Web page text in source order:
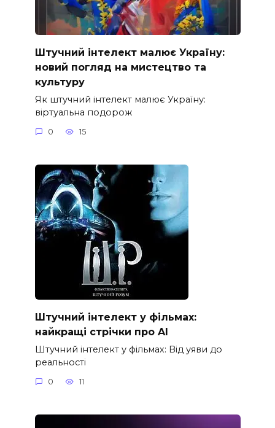
Штучний інтелект малює Україну:
новий погляд на мистецтво та
культуру
Як штучний інтелект малює Україну:
віртуальна подорож
0 15
Штучний інтелект у фільмах:
найкращі стрічки про AI
Штучний інтелект у фільмах: Від уяви до
реальності
0 11